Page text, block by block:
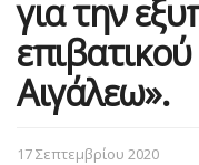
για την
Αιγάλεω».
17 Σεπτεμβρίου 2020